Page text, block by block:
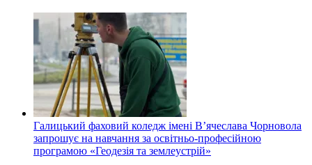
Галицький фаховий коледж імені В’ячеслава Чорновола
запрошує на навчання за освітньо-професійною
програмою «Геодезія та землеустрій»